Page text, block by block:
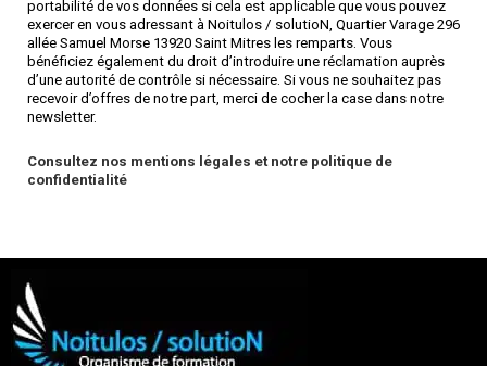
portabilité de vos données si cela est applicable que vous pouvez
exercer en vous adressant à Noitulos / solutioN, Quartier Varage 296
allée Samuel Morse 13920 Saint Mitres les remparts​. Vous
bénéficiez également du droit d’introduire une réclamation auprès
d’une autorité de contrôle si nécessaire. Si vous ne souhaitez pas
recevoir d’offres de notre part, merci de cocher la case dans notre
newsletter.
Consultez nos mentions légales et notre politique de
confidentialité